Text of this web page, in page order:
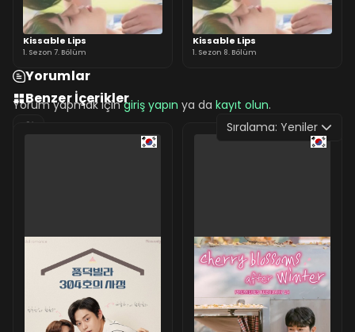
Kissable Lips
1. Sezon 7. Bölüm
Kissable Lips
1. Sezon 8. Bölüm
Yorumlar
Yorum yapmak içingiriş yapın ya da kayıt olun.
Sıralama: Yeniler
Benzer İçerikler